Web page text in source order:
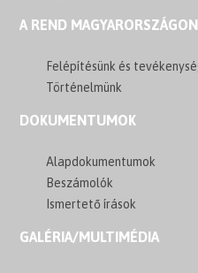
A REND MAGYARORSZÁGON
Felépítésünk és
Történelmünk
DOKUMENTUMOK
Alapdokumentumok
Beszámolók
Ismertető írások
GALÉRIA/MULTIMÉDIA